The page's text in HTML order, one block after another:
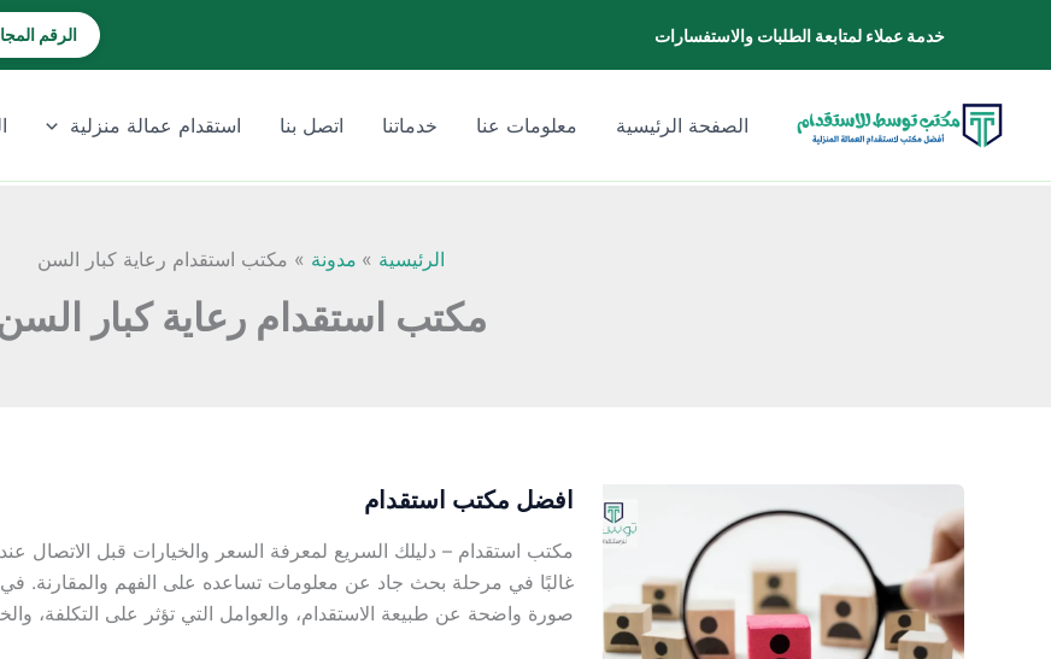
خدمة عملاء لمتابعة الطلبات والاستفسارات الرقم المجاني:
المحتوى
الصفحة الرئيسية
معلومات عنا خدماتنا اتصل بنا استقدام عمالة منزلية
الرئيسية مدونة مكتب استقدام رعاية كبار السن
مكتب استقدام رعاية كبار
افضل مكتب استقدام
مكتب استقدام – دليلك السريع لمعرفة السعر والخيارات قبل الاتصال
غالبًا في مرحلة بحث جاد عن معلومات تساعده على الفهم والمقارنة.
صورة واضحة عن طبيعة الاستقدام، والعوامل التي تؤثر على التكلفة،
افضل
استقدام